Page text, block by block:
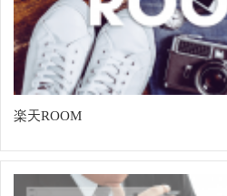
楽天ROOM